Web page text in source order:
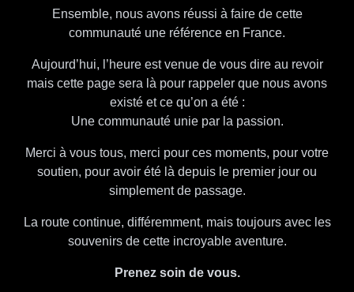
Ensemble, nous avons réussi à faire de cette
communauté une référence en France.
Aujourd’hui, l’heure est venue de vous dire au revoir
mais cette page sera là pour rappeler que nous avons
existé et ce qu’on a été :
Une communauté unie par la passion.
Merci à vous tous, merci pour ces moments, pour votre
soutien, pour avoir été là depuis le premier jour ou
simplement de passage.
La route continue, différemment, mais toujours avec les
souvenirs de cette incroyable aventure.
Prenez soin de vous.